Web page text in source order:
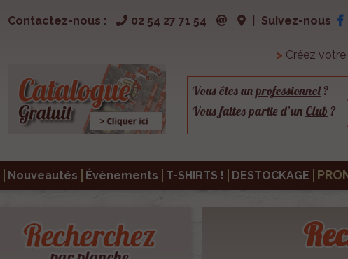
Contactez-nous : 02 54 27 71 54 Suivez-nous
> Créez
Vous êtes unprofessionnel?
Vous faites partie d’un Club ?
Nouveautés Évènements T-SHIRTS ! DESTOCKAGE